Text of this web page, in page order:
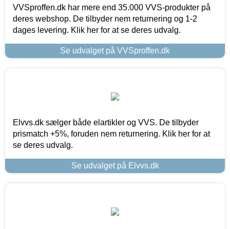
VVSproffen.dk har mere end 35.000 VVS-produkter på
deres webshop. De tilbyder nem returnering og 1-2
dages levering. Klik her for at se deres udvalg.
Se udvalget på VVSproffen.dk
Elvvs.dk sælger både elartikler og VVS. De tilbyder
prismatch +5%, foruden nem returnering. Klik her for at
se deres udvalg.
Se udvalget på Elvvs.dk